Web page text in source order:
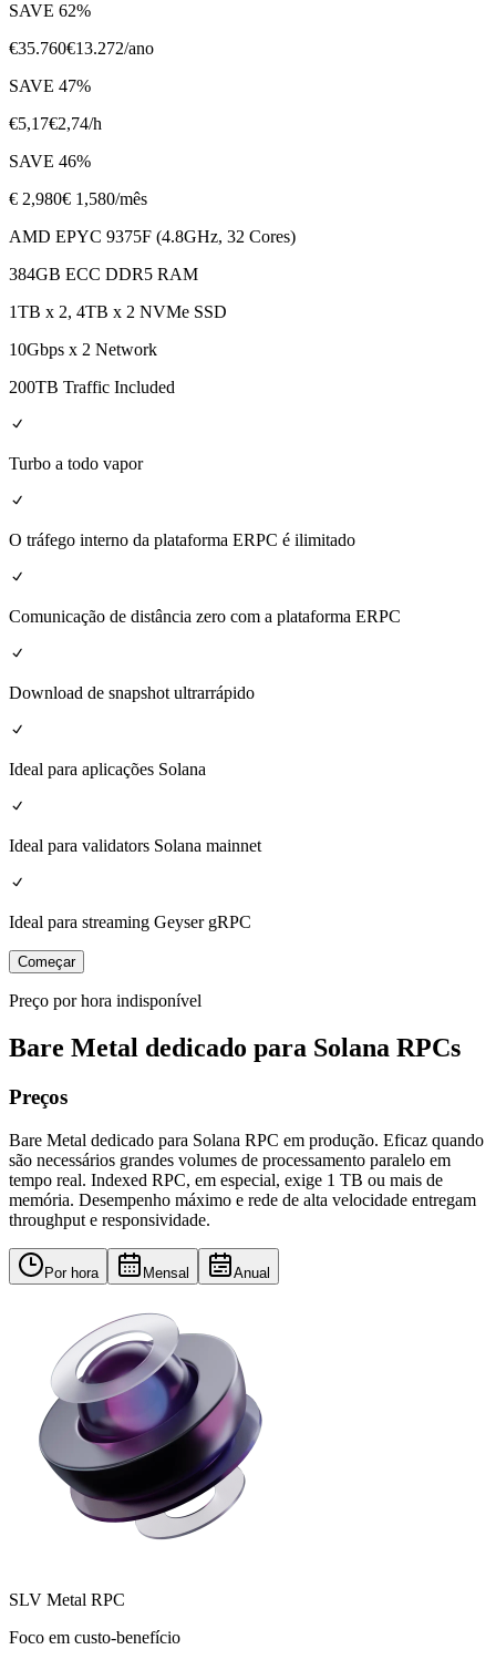
SAVE 62%
€35.760€13.272/ano
SAVE 47%
€5,17€2,74/h
SAVE 46%
€ 2,980€ 1,580/mês
AMD EPYC 9375F (4.8GHz, 32 Cores)
384GB ECC DDR5 RAM
1TB x 2, 4TB x 2 NVMe SSD
10Gbps x 2 Network
200TB Traffic Included
Turbo a todo vapor
O tráfego interno da plataforma ERPC é ilimitado
Comunicação de distância zero com a plataforma ERPC
Download de snapshot ultrarrápido
Ideal para aplicações Solana
Ideal para validators Solana mainnet
Ideal para streaming Geyser gRPC
Começar
Preço por hora indisponível
Bare Metal dedicado para Solana RPCs
Preços
Bare Metal dedicado para Solana RPC em produção. Eficaz quando
são necessários grandes volumes de processamento paralelo em
tempo real. Indexed RPC, em especial, exige 1 TB ou mais de
memória. Desempenho máximo e rede de alta velocidade entregam
throughput e responsividade.
Por hora Mensal Anual
SLV Metal RPC
Foco em custo-benefício